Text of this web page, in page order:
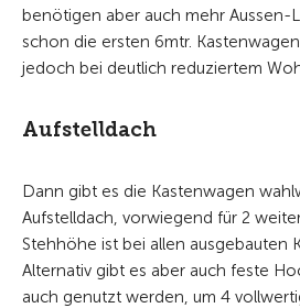
benötigen aber auch mehr Aussen-
schon die ersten 6mtr.
jedoch bei deutlich reduziertem
Aufstelldach
Dann gibt es die Kastenwagen
Aufstelldach, vorwiegend für 2
Stehhöhe ist bei allen ausgebauten
Alternativ gibt es aber auch feste
auch genutzt werden, um 4